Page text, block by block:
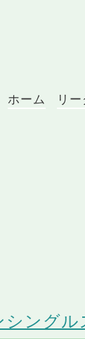
ホーム リ
シング